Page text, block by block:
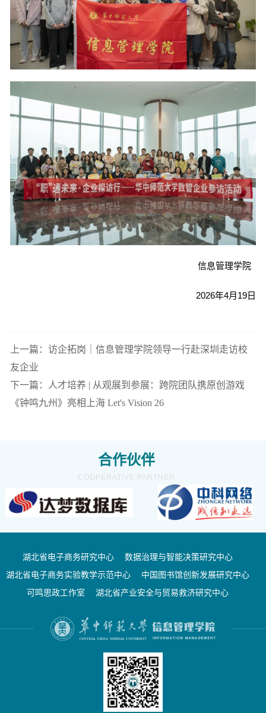
信息管理学院
2026年4月19日
上一篇：访企拓岗｜信息管理学院领导一行赴深圳走访校
友企业
下一篇：人才培养 | 从观展到参展：跨院团队携原创游戏
《钟鸣九州》亮相上海 Let's Vision 26
合作伙伴
COOPERATIVE PARTNER
湖北省电子商务研究中心
数据治理与智能决策研究中心
湖北省电子商务实验教学示范中心
中国图书馆创新发展研究中心
可鸣思政工作室
湖北省产业安全与贸易救济研究中心